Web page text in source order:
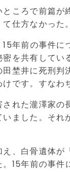
ところで前篇が
仕方なかった。
15年前の事件
密を共有してい
田埜井に死刑
です。すなわ
された瀧澤家
いました。それ
え、白骨遺体が
15年前の事件